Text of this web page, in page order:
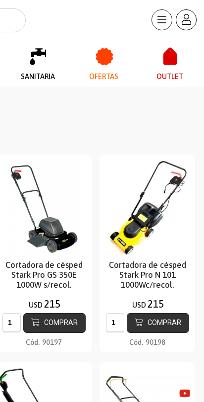
SANITARIA OFERTAS OUTLET
Cortadora de césped
Stark Pro GS 350E
1000W s/recol.
USD 215
COMPRAR
Cód. 90197
Cortadora de césped
Stark Pro N 101
1000Wc/recol.
USD 215
COMPRAR
Cód. 90198